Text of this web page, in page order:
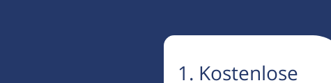
1. Kostenlose